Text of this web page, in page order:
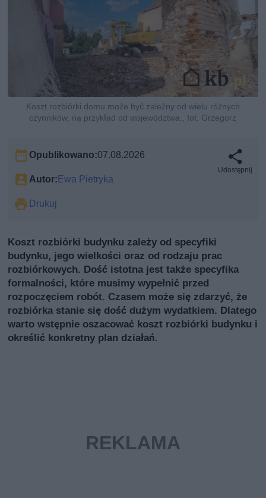
Koszt rozbiórki domu może być zależny od wielu różnych
czynników, na przykład od województwa., fot. Grzegorz
Opublikowano:07.08.2026
Autor: Ewa Pietryka
Drukuj
Udostępnij
Koszt rozbiórki budynku zależy od specyfiki
budynku, jego wielkości oraz od rodzaju prac
rozbiórkowych. Dość istotna jest także specyfika
formalności, które musimy wypełnić przed
rozpoczęciem robót. Czasem może się zdarzyć, że
rozbiórka stanie się dość dużym wydatkiem. Dlatego
warto wstępnie oszacować koszt rozbiórki budynku i
określić konkretny plan działań.